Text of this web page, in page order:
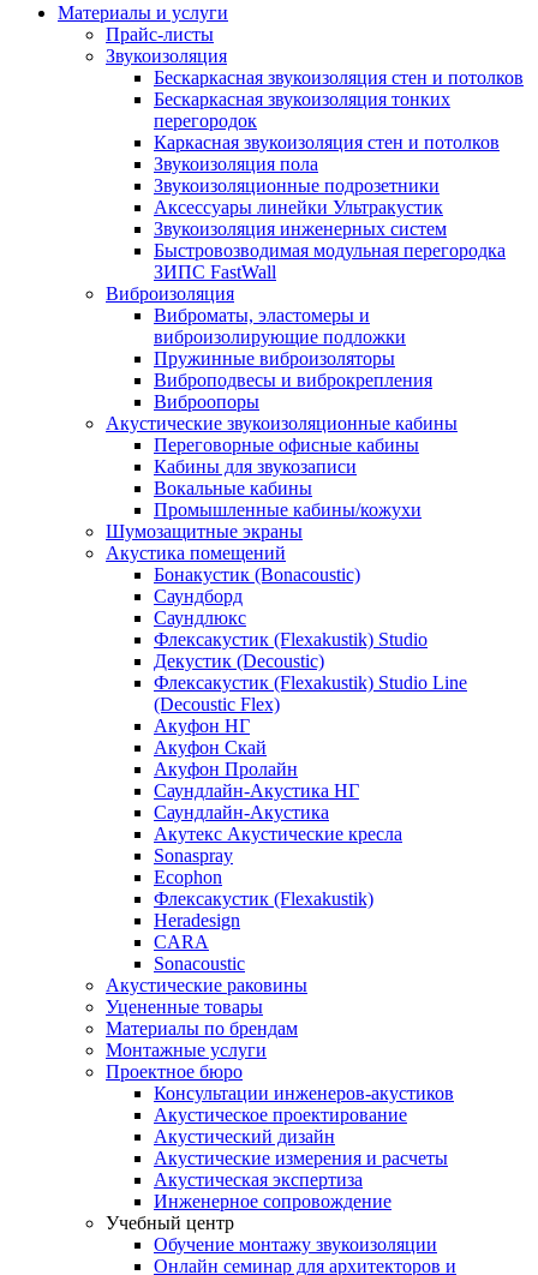
Материалы и услуги
Прайс-листы
Звукоизоляция
Бескаркасная звукоизоляция стен и потолков
Бескаркасная звукоизоляция тонких
перегородок
Каркасная звукоизоляция стен и потолков
Звукоизоляция пола
Звукоизоляционные подрозетники
Аксессуары линейки Ультракустик
Звукоизоляция инженерных систем
Быстровозводимая модульная перегородка
ЗИПС FastWall
Виброизоляция
Виброматы, эластомеры и
виброизолирующие подложки
Пружинные виброизоляторы
Виброподвесы и виброкрепления
Виброопоры
Акустические звукоизоляционные кабины
Переговорные офисные кабины
Кабины для звукозаписи
Вокальные кабины
Промышленные кабины/кожухи
Шумозащитные экраны
Акустика помещений
Бонакустик (Bonacoustic)
Саундборд
Саундлюкс
Флексакустик (Flexakustik) Studio
Декустик (Decoustic)
Флексакустик (Flexakustik) Studio Line
(Decoustic Flex)
Акуфон НГ
Акуфон Скай
Акуфон Пролайн
Саундлайн-Акустика НГ
Саундлайн-Акустика
Акутекс Акустические кресла
Sonaspray
Ecophon
Флексакустик (Flexakustik)
Heradesign
CARA
Sonacoustic
Акустические раковины
Уцененные товары
Материалы по брендам
Монтажные услуги
Проектное бюро
Консультации инженеров-акустиков
Акустическое проектирование
Акустический дизайн
Акустические измерения и расчеты
Акустическая экспертиза
Инженерное сопровождение
Учебный центр
Обучение монтажу звукоизоляции
Онлайн семинар для архитекторов и